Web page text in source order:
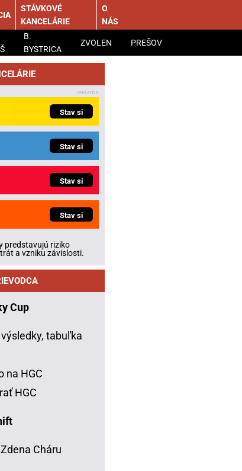
B.
BYSTRICA
ZVOLEN PREŠOV
STÁVKOVÉ
KANCELÁRIE
O
NÁS
Stav si
Stav si
Stav si
Stav si
predstavujú riziko
a vzniku závislosti.
Cup
tabuľka
na HGC
HGC
Cháru